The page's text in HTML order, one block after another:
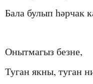
Бала булып һәрчак
Онытмагыз безне,
Туган якны, туган